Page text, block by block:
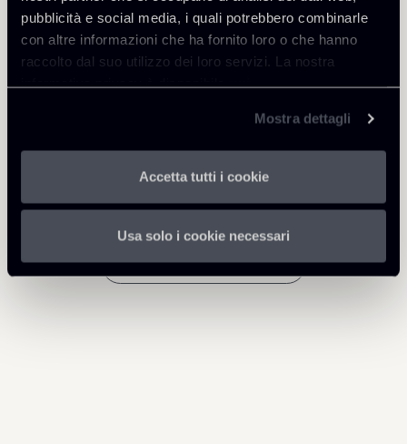
pubblicità e social media, i quali potrebbero combinarle
con altre informazioni che ha fornito loro o che hanno
raccolto dal suo utilizzo dei loro servizi. La nostra
informativa privacy è disponibilequi.
Mostra dettagli
Accetta tutti i cookie
Usa solo i cookie necessari
Scarica Allegati
251 Kb
Torna agli Insights